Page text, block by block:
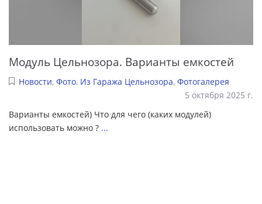
Модуль Цельнозора. Варианты емкостей
Новости, Фото, Из Гаража Цельнозора, Фотогалерея
5 октября 2025 г.
Варианты емкостей) Что для чего (каких модулей)
использовать можно ? ...